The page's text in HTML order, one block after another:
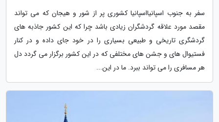
سفر به جنوب اسپانیااسپانیا کشوری پر از شور و هیجان که می تواند
مقصد مورد علاقه گردشگران زیادی باشد چرا که این کشور جاذبه های
گردشگری تاریخی و طبیعی بسیاری را در خود جای داده و در کنار
فستیوال های و جشن های مختلفی که در این کشور برگزار می گردد دل
هر مسافری را می تواند ببرد. ما در این...